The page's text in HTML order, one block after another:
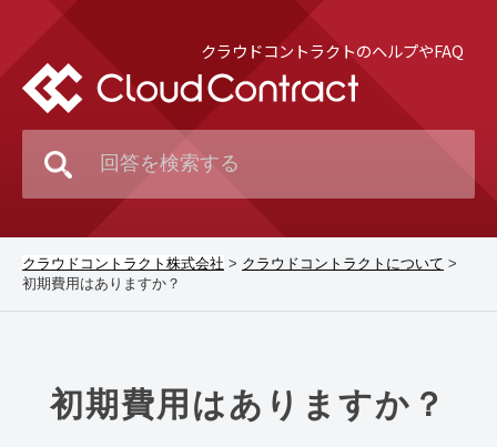
クラウドコントラクトのヘルプやFAQ
クラウドコントラクト株式会社 > クラウドコントラクトについて >
初期費用はありますか？
初期費用はありますか？